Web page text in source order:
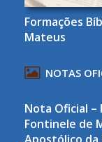
Formações
Mateus
NOTAS
Nota Oficial –
Fontinele de